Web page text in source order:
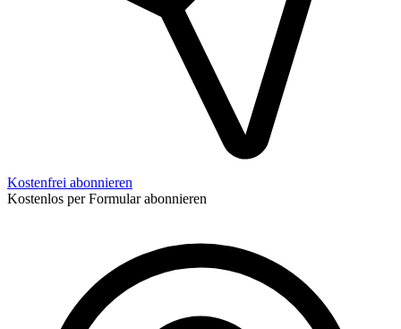
Kostenfrei abonnieren
Kostenlos per Formular abonnieren